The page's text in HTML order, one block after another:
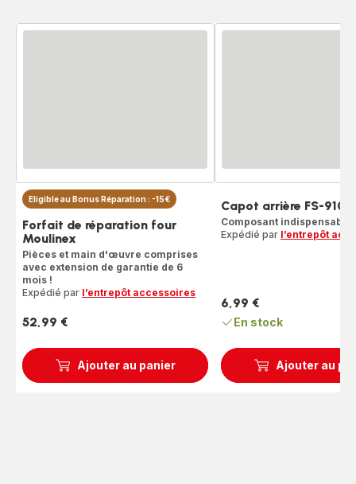
Ajouter au panier
Eligible au Bonus Réparation : -15€
Forfait de réparation four
Moulinex
Pièces et main d'œuvre comprises
avec extension de garantie de 6
mois !
Expédié par l’entrepôt accessoires
Prix
52,99 €
Ajouter au
Capot arrière FS-
Composant indispensable
Expédié par l’entrepôt
Prix
6,99 €
En stock